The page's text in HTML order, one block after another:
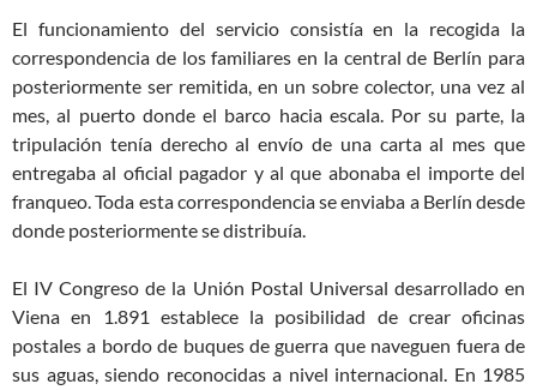
El funcionamiento del servicio consistía en la recogida la
correspondencia de los familiares en la central de Berlín para
posteriormente ser remitida, en un sobre colector, una vez al
mes, al puerto donde el barco hacia escala. Por su parte, la
tripulación tenía derecho al envío de una carta al mes que
entregaba al oficial pagador y al que abonaba el importe del
franqueo. Toda esta correspondencia se enviaba a Berlín desde
donde posteriormente se distribuía.
El IV Congreso de la Unión Postal Universal desarrollado en
Viena en 1.891 establece la posibilidad de crear oficinas
postales a bordo de buques de guerra que naveguen fuera de
sus aguas, siendo reconocidas a nivel internacional. En 1985